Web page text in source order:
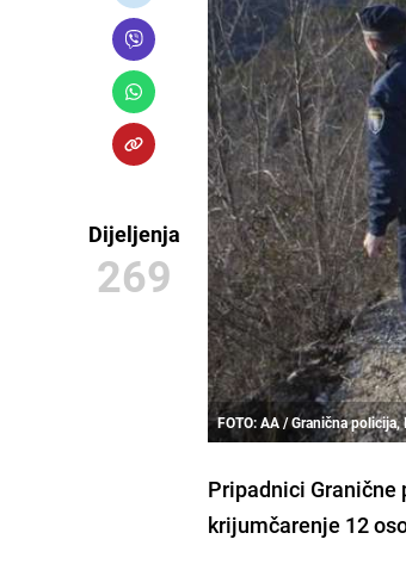
Dijeljenja
269
FOTO: AA / Granična
Pripadnici Granične
krijumčarenje 12